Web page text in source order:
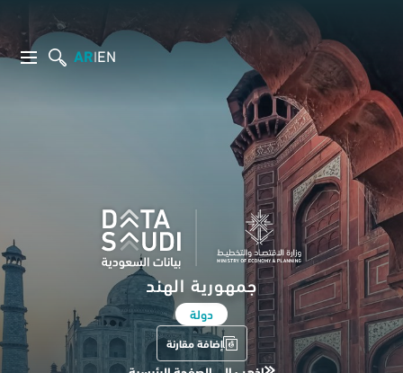
EN
|
AR
جمهورية الهند
دولة
إضافة مقارنة